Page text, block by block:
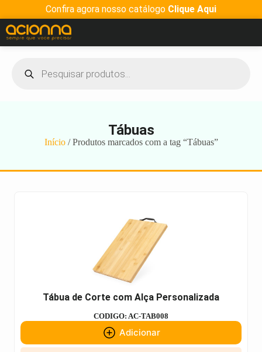
Confira agora nosso catálogo Clique Aqui
Tábuas
Início/ Produtos marcados com a tag “Tábuas”
Tábua de Corte com Alça Personalizada
CODIGO: AC-TAB008
Adicionar